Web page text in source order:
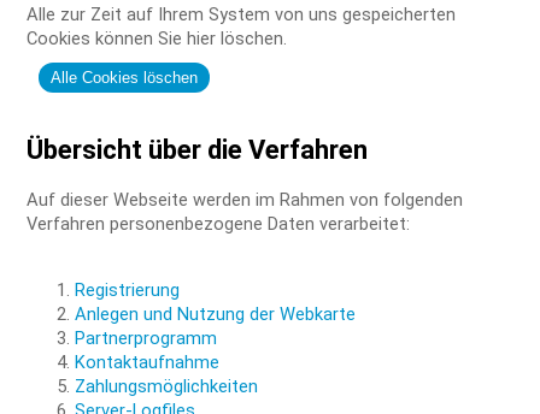
Alle zur Zeit auf Ihrem System von uns gespeicherten
Cookies können Sie hier löschen.
Alle Cookies löschen
Übersicht über die Verfahren
Auf dieser Webseite werden im Rahmen von folgenden
Verfahren personenbezogene Daten verarbeitet:
Registrierung
Anlegen und Nutzung der Webkarte
Partnerprogramm
Kontaktaufnahme
Zahlungsmöglichkeiten